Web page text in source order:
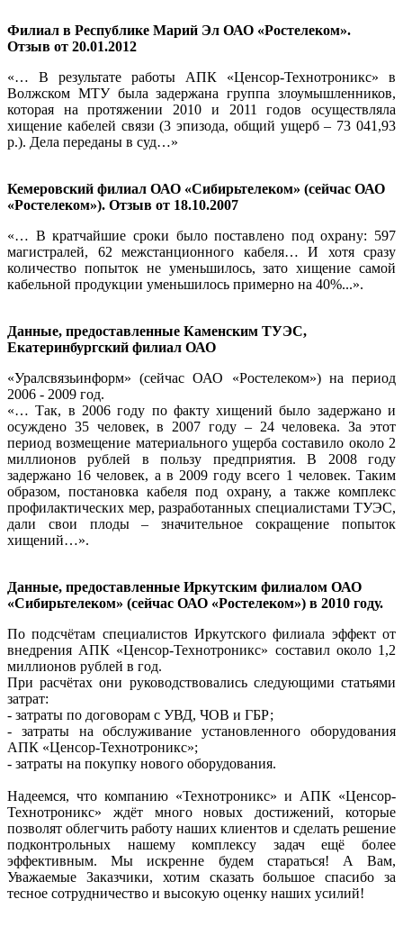
Филиал в Республике Марий Эл ОАО «Ростелеком».
Отзыв от 20.01.2012
«… В результате работы АПК «Ценсор-Технотроникс» в
Волжском МТУ была задержана группа злоумышленников,
которая на протяжении 2010 и 2011 годов осуществляла
хищение кабелей связи (3 эпизода, общий ущерб – 73 041,93
р.). Дела переданы в суд…»
Кемеровский филиал ОАО «Сибирьтелеком» (сейчас ОАО
«Ростелеком»). Отзыв от 18.10.2007
«… В кратчайшие сроки было поставлено под охрану: 597
магистралей, 62 межстанционного кабеля… И хотя сразу
количество попыток не уменьшилось, зато хищение самой
кабельной продукции уменьшилось примерно на 40%...».
Данные, предоставленные Каменским ТУЭС,
Екатеринбургский филиал ОАО
«Уралсвязьинформ» (сейчас ОАО «Ростелеком») на период
2006 - 2009 год.
«… Так, в 2006 году по факту хищений было задержано и
осуждено 35 человек, в 2007 году – 24 человека. За этот
период возмещение материального ущерба составило около 2
миллионов рублей в пользу предприятия. В 2008 году
задержано 16 человек, а в 2009 году всего 1 человек. Таким
образом, постановка кабеля под охрану, а также комплекс
профилактических мер, разработанных специалистами ТУЭС,
дали свои плоды – значительное сокращение попыток
хищений…».
Данные, предоставленные Иркутским филиалом ОАО
«Сибирьтелеком» (сейчас ОАО «Ростелеком») в 2010 году.
По подсчётам специалистов Иркутского филиала эффект от
внедрения АПК «Ценсор-Технотроникс» составил около 1,2
миллионов рублей в год.
При расчётах они руководствовались следующими статьями
затрат:
- затраты по договорам с УВД, ЧОВ и ГБР;
- затраты на обслуживание установленного оборудования
АПК «Ценсор-Технотроникс»;
- затраты на покупку нового оборудования.
Надеемся, что компанию «Технотроникс» и АПК «Ценсор-
Технотроникс» ждёт много новых достижений, которые
позволят облегчить работу наших клиентов и сделать решение
подконтрольных нашему комплексу задач ещё более
эффективным. Мы искренне будем стараться! А Вам,
Уважаемые Заказчики, хотим сказать большое спасибо за
тесное сотрудничество и высокую оценку наших усилий!